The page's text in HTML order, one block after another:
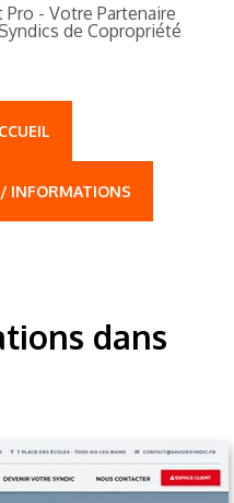
- Votre Partenaire
de Copropriété
INFORMATIONS
dans